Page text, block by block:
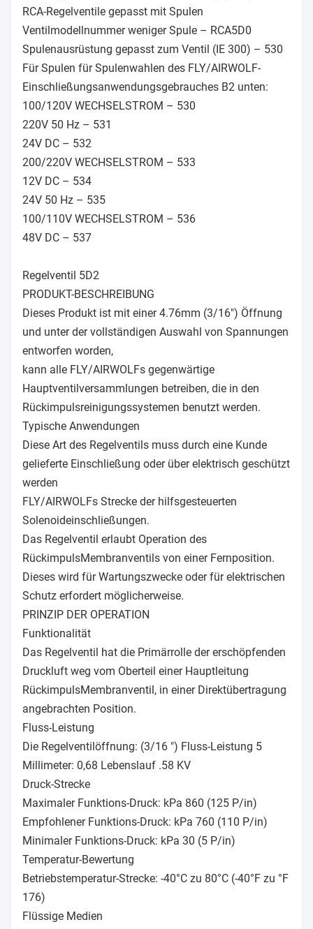
RCA-Regelventile gepasst mit Spulen
Ventilmodellnummer weniger Spule – RCA5D0
Spulenausrüstung gepasst zum Ventil (IE 300) – 530
Für Spulen für Spulenwahlen des FLY/AIRWOLF-
Einschließungsanwendungsgebrauches B2 unten:
100/120V WECHSELSTROM – 530
220V 50 Hz – 531
24V DC – 532
200/220V WECHSELSTROM – 533
12V DC – 534
24V 50 Hz – 535
100/110V WECHSELSTROM – 536
48V DC – 537
Regelventil 5D2
PRODUKT-BESCHREIBUNG
Dieses Produkt ist mit einer 4.76mm (3/16") Öffnung
und unter der vollständigen Auswahl von Spannungen
entworfen worden,
kann alle FLY/AIRWOLFs gegenwärtige
Hauptventilversammlungen betreiben, die in den
Rückimpulsreinigungssystemen benutzt werden.
Typische Anwendungen
Diese Art des Regelventils muss durch eine Kunde
gelieferte Einschließung oder über elektrisch geschützt
werden
FLY/AIRWOLFs Strecke der hilfsgesteuerten
Solenoideinschließungen.
Das Regelventil erlaubt Operation des
RückimpulsMembranventils von einer Fernposition.
Dieses wird für Wartungszwecke oder für elektrischen
Schutz erfordert möglicherweise.
PRINZIP DER OPERATION
Funktionalität
Das Regelventil hat die Primärrolle der erschöpfenden
Druckluft weg vom Oberteil einer Hauptleitung
RückimpulsMembranventil, in einer Direktübertragung
angebrachten Position.
Fluss-Leistung
Die Regelventilöffnung: (3/16 ") Fluss-Leistung 5
Millimeter: 0,68 Lebenslauf .58 KV
Druck-Strecke
Maximaler Funktions-Druck: kPa 860 (125 P/in)
Empfohlener Funktions-Druck: kPa 760 (110 P/in)
Minimaler Funktions-Druck: kPa 30 (5 P/in)
Temperatur-Bewertung
Betriebstemperatur-Strecke: -40°C zu 80°C (-40°F zu °F
176)
Flüssige Medien